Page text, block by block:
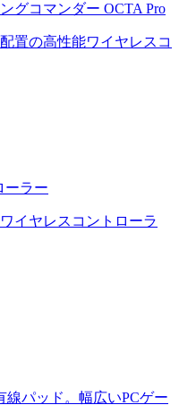
グコマンダー OCTA Pro
置の高性能ワイヤレスコ
ーラー
イヤレスコントローラ
線パッド。幅広いPCゲー